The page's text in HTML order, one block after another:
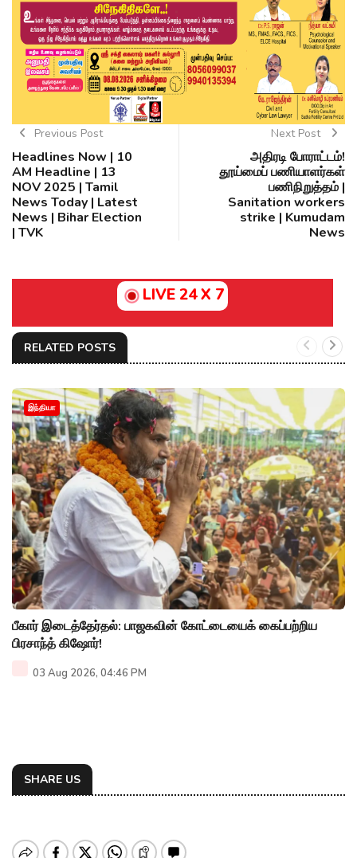
Previous Post
Headlines Now | 10
AM Headline | 13
NOV 2025 | Tamil
News Today | Latest
News | Bihar Election
| TVK
Next Post
அதிரடி போராட்டம்!
தூய்மைப் பணியாளர்கள்
பணிநிறுத்தம் |
Sanitation workers
strike | Kumudam
News
LIVE 24 X 7
RELATED POSTS
இந்தியா
பீகார் இடைத்தேர்தல்: பாஜகவின் கோட்டையைக் கைப்பற்றிய
பிரசாந்த் கிஷோர்!
03 Aug 2026, 04:46 PM
SHARE US